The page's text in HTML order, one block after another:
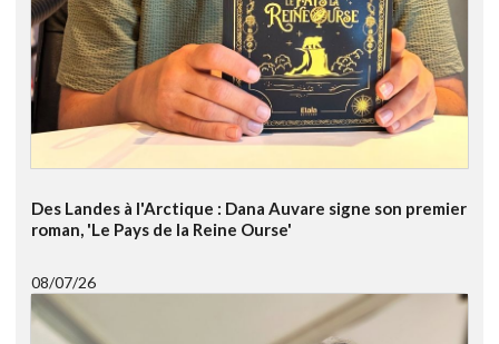
Des Landes à l'Arctique : Dana Auvare signe son premier
roman, 'Le Pays de la Reine Ourse'
08/07/26